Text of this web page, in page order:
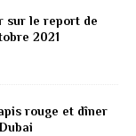
sur le report de
2021
rouge et dîner